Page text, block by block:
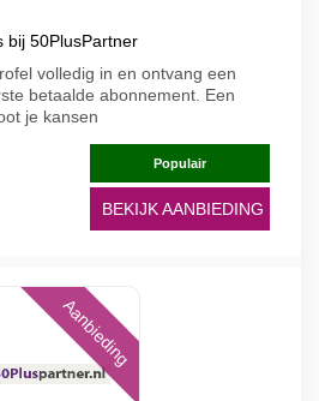
bij 50PlusPartner
volledig in en ontvang een
betaalde abonnement. Een
je kansen
Populair
BEKIJK AANBIEDING
Aanbieding